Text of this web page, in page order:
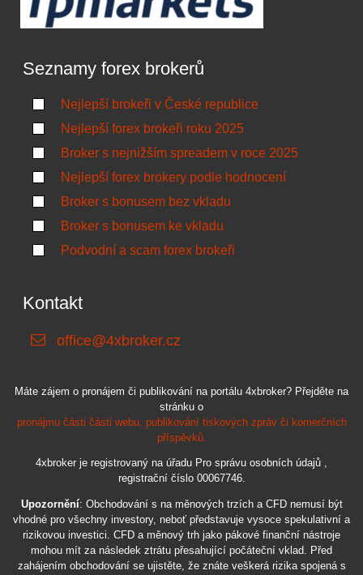
Seznamy forex brokerů
Nejlepší brokeři v České republice
Nejlepší forex brokeři roku 2025
Broker s nejnižším spreadem v roce 2025
Nejlepší forex brokery podle hodnocení
Broker s bonusem bez vkladu
Broker s bonusem ke vkladu
Podvodní a scam forex brokeři
Kontakt
office@4xbroker.cz
Máte zájem o pronájem či publikování na portálu 4xbroker? Přejděte na
stránku o
pronájmu části části webu, publikování tiskových zpráv či komerčních
příspěvků.
4xbroker je registrovaný na úřadu Pro správu osobních údajů ,
registrační číslo 00067746.
Upozornění: Obchodování s na měnových trzích a CFD nemusí být
vhodné pro všechny investory, neboť představuje vysoce spekulativní a
rizikovou investici. CFD a měnový trh jako pákové finanční nástroje
mohou mít za následek ztrátu přesahující počáteční vklad. Před
zahájením obchodování se ujistěte, že znáte veškerá rizika spojená s